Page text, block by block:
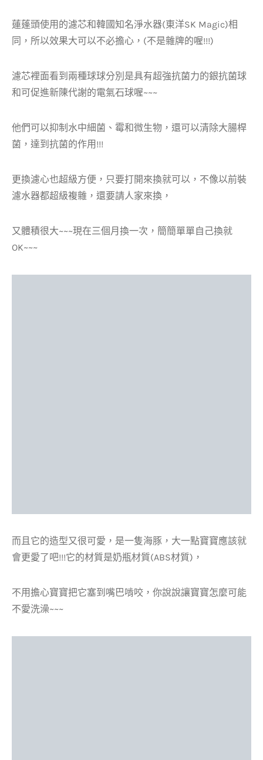
蓮蓬頭使用的濾芯和韓國知名淨水器(東洋SK Magic)相
同，所以效果大可以不必擔心，(不是雜牌的喔!!!)
濾芯裡面看到兩種球球分別是具有超強抗菌力的銀抗菌球
和可促進新陳代謝的電氣石球喔~~~
他們可以抑制水中細菌、霉和微生物，還可以清除大腸桿
菌，達到抗菌的作用!!!
更換濾心也超級方便，只要打開來換就可以，不像以前裝
濾水器都超級複雜，還要請人家來換，
又體積很大~~~現在三個月換一次，簡簡單單自己換就
OK~~~
而且它的造型又很可愛，是一隻海豚，大一點寶寶應該就
會更愛了吧!!!它的材質是奶瓶材質(ABS材質)，
不用擔心寶寶把它塞到嘴巴啃咬，你說說讓寶寶怎麼可能
不愛洗澡~~~